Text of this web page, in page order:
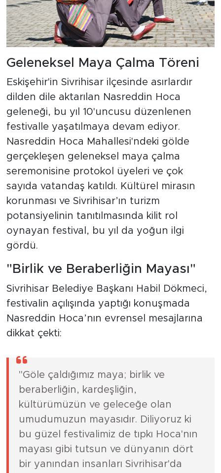
Geleneksel Maya Çalma Töreni
Eskişehir'in Sivrihisar ilçesinde asırlardır
dilden dile aktarılan Nasreddin Hoca
geleneği, bu yıl 10'uncusu düzenlenen
festivalle yaşatılmaya devam ediyor.
Nasreddin Hoca Mahallesi'ndeki gölde
gerçekleşen geleneksel maya çalma
seremonisine protokol üyeleri ve çok
sayıda vatandaş katıldı. Kültürel mirasın
korunması ve Sivrihisar’ın turizm
potansiyelinin tanıtılmasında kilit rol
oynayan festival, bu yıl da yoğun ilgi
gördü.
"Birlik ve Beraberliğin Mayası"
Sivrihisar Belediye Başkanı Habil Dökmeci,
festivalin açılışında yaptığı konuşmada
Nasreddin Hoca’nın evrensel mesajlarına
dikkat çekti:
"Göle çaldığımız maya; birlik ve
beraberliğin, kardeşliğin,
kültürümüzün ve geleceğe olan
umudumuzun mayasıdır. Diliyoruz ki
bu güzel festivalimiz de tıpkı Hoca'nın
mayası gibi tutsun ve dünyanın dört
bir yanından insanları Sivrihisar'da